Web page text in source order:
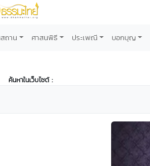
ถาน ศาสนพิธี ประเพณี บอกบุญ
ค้นหาในเว็บไซต์ :